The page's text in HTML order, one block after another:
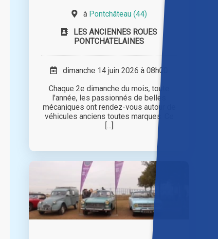
à Pontchâteau (44)
LES ANCIENNES ROUES
PONTCHATELAINES
dimanche 14 juin 2026 à 08h00
Chaque 2e dimanche du mois, toute
l'année, les passionnés de belles
mécaniques ont rendez-vous autour de
véhicules anciens toutes marques. Ce
[...]